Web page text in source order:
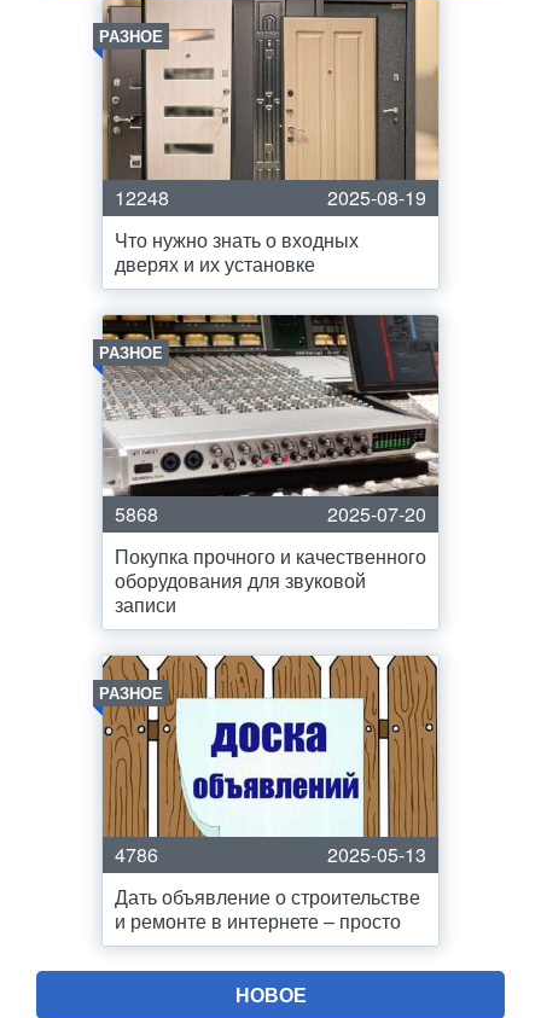
РАЗНОЕ
12248
2025-08-19
Что нужно знать о входных
дверях и их установке
РАЗНОЕ
5868
2025-07-20
Покупка прочного и качественного
оборудования для звуковой
записи
РАЗНОЕ
4786
2025-05-13
Дать объявление о строительстве
и ремонте в интернете – просто
НОВОЕ